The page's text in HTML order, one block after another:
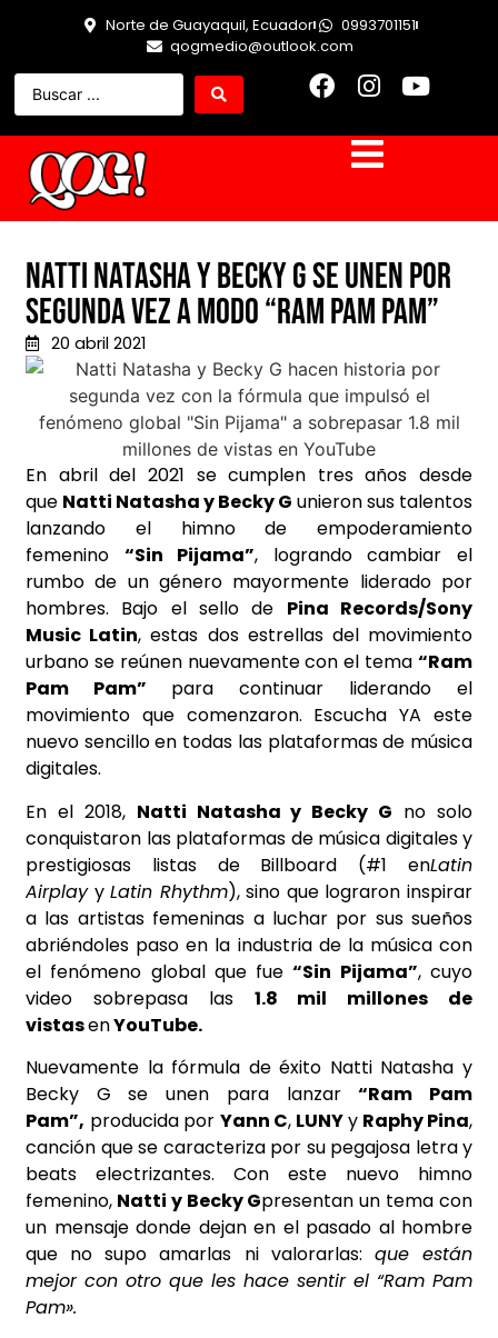
Norte de Guayaquil, Ecuador
0993701151
qogmedio@outlook.com
Natti Natasha y Becky G se unen por
segunda vez a modo “Ram Pam Pam”
20 abril 2021
En abril del 2021 se cumplen tres años desde
que Natti Natasha y Becky G unieron sus talentos
lanzando el himno de empoderamiento
femenino “Sin Pijama”, logrando cambiar el
rumbo de un género mayormente liderado por
hombres. Bajo el sello de Pina Records/Sony
Music Latin, estas dos estrellas del movimiento
urbano se reúnen nuevamente con el tema “Ram
Pam Pam” para continuar liderando el
movimiento que comenzaron. Escucha YA este
nuevo sencillo en todas las plataformas de música
digitales.
En el 2018, Natti Natasha y Becky G no solo
conquistaron las plataformas de música digitales y
prestigiosas listas de Billboard (#1 enLatin
AirplayyLatin Rhythm), sino que lograron inspirar
a las artistas femeninas a luchar por sus sueños
abriéndoles paso en la industria de la música con
el fenómeno global que fue“Sin Pijama”, cuyo
video sobrepasa las 1.8 mil millones de
vistasenYouTube.
Nuevamente la fórmula de éxito Natti Natasha y
Becky G se unen para lanzar“Ram Pam
Pam”, producida por Yann C, LUNYy Raphy Pina,
canción que se caracteriza por su pegajosa letra y
beats electrizantes. Con este nuevo himno
femenino, Natti y Becky Gpresentan un tema con
un mensaje donde dejan en el pasado al hombre
que no supo amarlas ni valorarlas: que están
mejor con otro que les hace sentir el “Ram Pam
Pam».